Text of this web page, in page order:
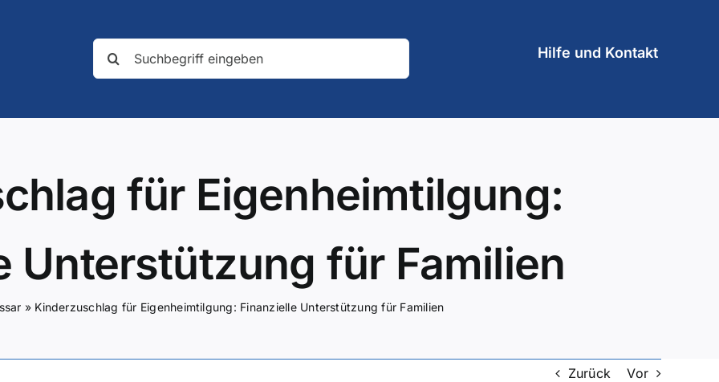
Suche
nach:
Hilfe und Kontakt
für Eigenheimtilgung:
Unterstützung für Familien
» Kinderzuschlag für Eigenheimtilgung: Finanzielle Unterstützung für Familien
Zurück Vor